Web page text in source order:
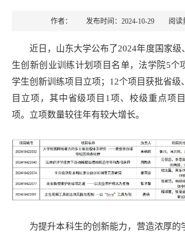
作者： 发布时间：2024-10-29 阅读
近日，山东大学公布了2024年度国家级
生创新创业训练计划项目名单，法学院5个
学生创新训练项目立项；12个项目获批省级
目立项，其中省级项目1项、校级重点项
项。立项数量较往年有较大增长。
为提升本科生的创新能力，营造浓厚的